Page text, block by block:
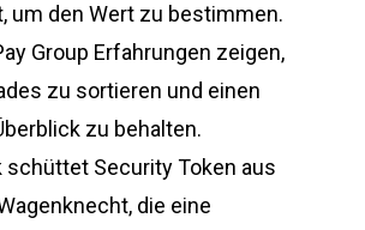
um den Wert zu bestimmen.
Group Erfahrungen zeigen,
zu sortieren und einen
zu behalten.
schüttet Security Token aus
die eine